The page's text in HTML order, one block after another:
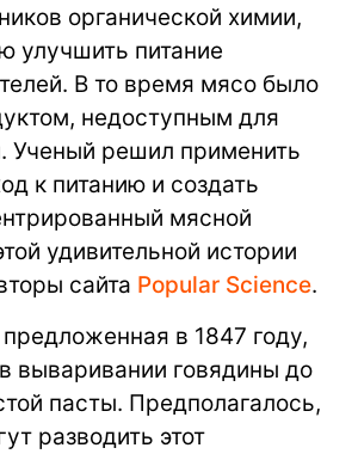
органической химии,
улучшить питание
В то время мясо было
недоступным для
Ученый решил применить
к питанию и создать
мясной
удивительной истории
сайта Popular Science.
в 1847 году,
вываривании говядины до
пасты. Предполагалось,
разводить этот